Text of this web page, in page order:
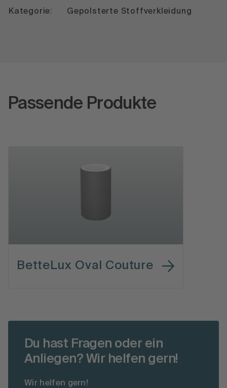
Kategorie: Gepolsterte Stoffverkleidung
Passende Produkte
BetteLux Oval Couture
Du hast Fragen oder ein
Anliegen? Wir helfen gern!
Wir helfen gern!